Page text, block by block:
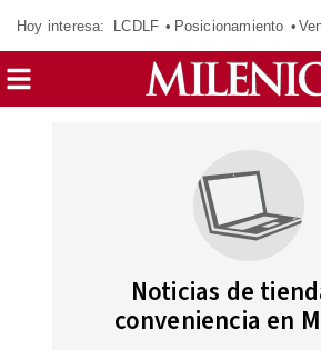
Hoy interesa: LCDLF Posicionamiento
Noticias de
conveniencia en